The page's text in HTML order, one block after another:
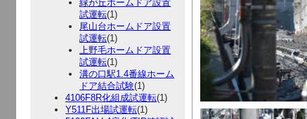
緑が丘ホームドア設置
試運転(1)
尾山台ホームドア設置
試運転(1)
上野毛ホームドア設置
試運転(1)
溝の口駅1.4番線ホーム
ドア結合試験(1)
4106F8R化組成試運転(1)
Y511F出場試運転(1)